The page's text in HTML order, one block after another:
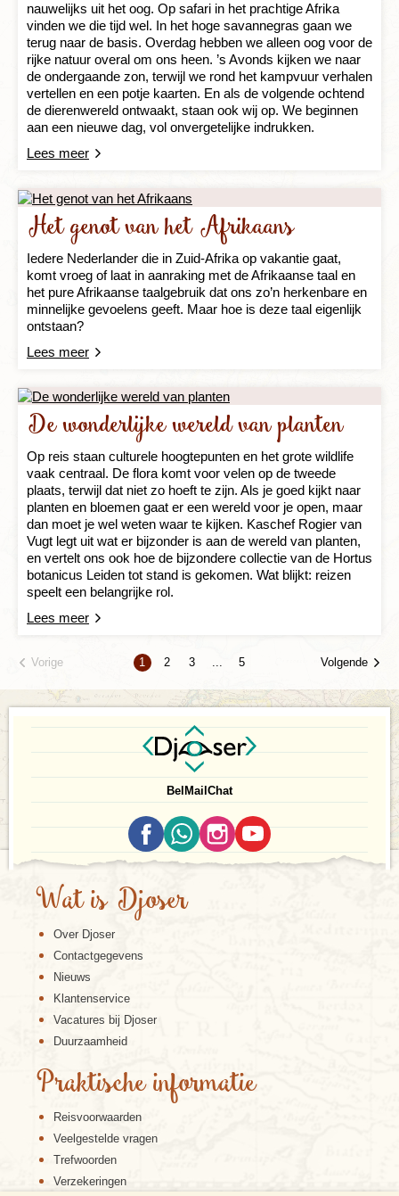
nauwelijks uit het oog. Op safari in het prachtige Afrika
vinden we die tijd wel. In het hoge savannegras gaan we
terug naar de basis. Overdag hebben we alleen oog voor de
rijke natuur overal om ons heen. ’s Avonds kijken we naar
de ondergaande zon, terwijl we rond het kampvuur verhalen
vertellen en een potje kaarten. En als de volgende ochtend
de dierenwereld ontwaakt, staan ook wij op. We beginnen
aan een nieuwe dag, vol onvergetelijke indrukken.
Lees meer
Het genot van het Afrikaans
Iedere Nederlander die in Zuid-Afrika op vakantie gaat,
komt vroeg of laat in aanraking met de Afrikaanse taal en
het pure Afrikaanse taalgebruik dat ons zo’n herkenbare en
minnelijke gevoelens geeft. Maar hoe is deze taal eigenlijk
ontstaan?
Lees meer
De wonderlijke wereld van planten
Op reis staan culturele hoogtepunten en het grote wildlife
vaak centraal. De flora komt voor velen op de tweede
plaats, terwijl dat niet zo hoeft te zijn. Als je goed kijkt naar
planten en bloemen gaat er een wereld voor je open, maar
dan moet je wel weten waar te kijken. Kaschef Rogier van
Vugt legt uit wat er bijzonder is aan de wereld van planten,
en vertelt ons ook hoe de bijzondere collectie van de Hortus
botanicus Leiden tot stand is gekomen. Wat blijkt: reizen
speelt een belangrijke rol.
Lees meer
Vorige 1 2 3 ... 5 Volgende
Bel Mail Chat
Wat is Djoser
Over Djoser
Contactgegevens
Nieuws
Klantenservice
Vacatures bij Djoser
Duurzaamheid
Praktische informatie
Reisvoorwaarden
Veelgestelde vragen
Trefwoorden
Verzekeringen